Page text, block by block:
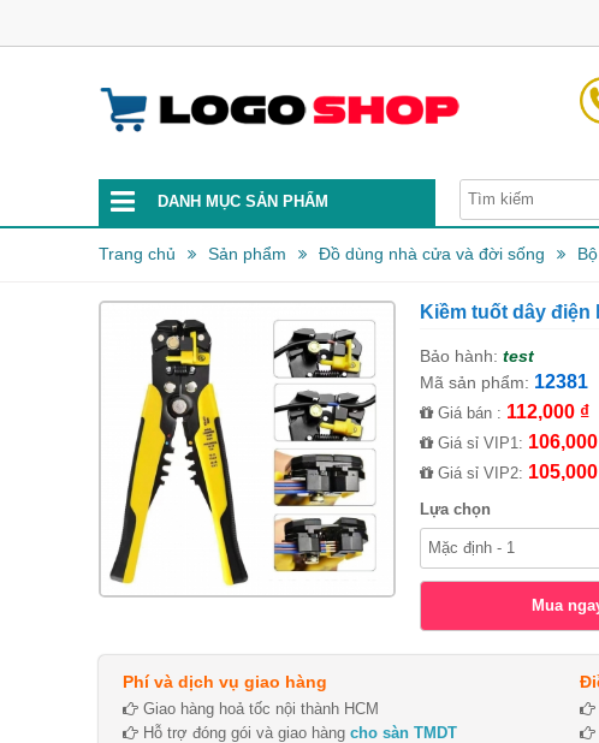
DANH MỤC SẢN PHẨM
Trang chủ Sản phẩm Đồ dùng nhà cửa và đời sống
Kiềm tuốt dây điện
Bảo hành: test
Mã sản phẩm: 12381
Giá bán : 112,000 ₫
Giá sỉ VIP1:
Giá sỉ VIP2:
Lựa chọn
Phí và dịch vụ giao hàng
Giao hàng hoả tốc nội thành HCM
Hỗ trợ đóng gói và giao hàng cho sàn TMDT